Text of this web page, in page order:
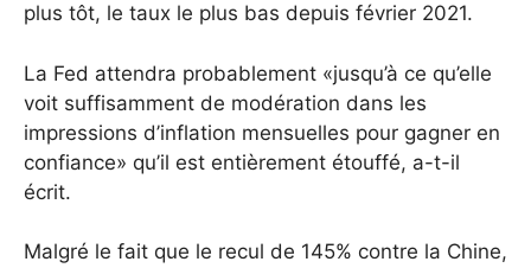
plus tôt, le taux le plus bas depuis février 2021.
La Fed attendra probablement «jusqu’à ce qu’elle
voit suffisamment de modération dans les
impressions d’inflation mensuelles pour gagner en
confiance» qu’il est entièrement étouffé, a-t-il
écrit.
Malgré le fait que le recul de 145% contre la Chine,